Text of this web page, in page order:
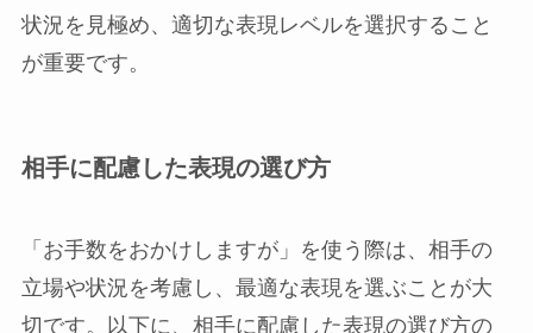
状況を見極め、適切な表現レベルを選択すること
が重要です。
相手に配慮した表現の選び方
「お手数をおかけしますが」を使う際は、相手の
立場や状況を考慮し、最適な表現を選ぶことが大
切です。以下に、相手に配慮した表現の選び方の